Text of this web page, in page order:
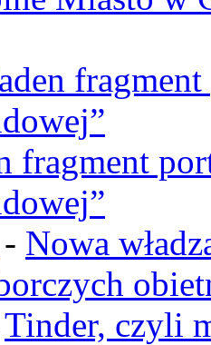
fragment
- Nowa
Tinder, czyli